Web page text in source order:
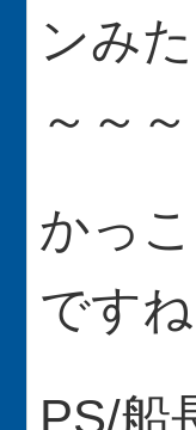
ンみ
～～
かっ
ですね
PS/船